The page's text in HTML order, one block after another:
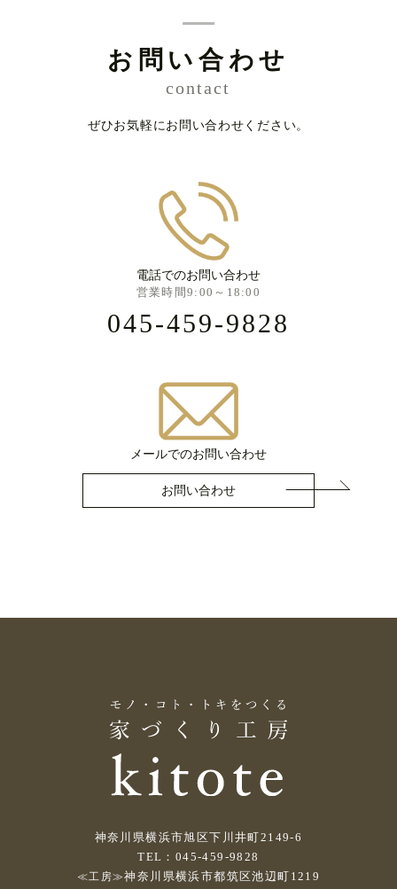
お問い合わせ
contact
ぜひお気軽にお問い合わせください。
電話でのお問い合わせ
営業時間9:00～18:00
045-459-9828
メールでのお問い合わせ
お問い合わせ
神奈川県横浜市旭区下川井町2149-6
TEL：045-459-9828
≪工房≫神奈川県横浜市都筑区池辺町1219